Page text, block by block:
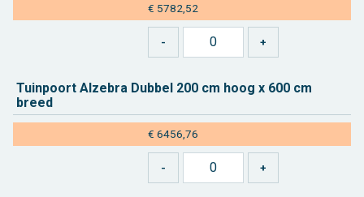
€ 5782,52
Tuin­poort Al­ze­bra Dub­bel 200 cm hoog x 600 cm
breed
€ 6456,76